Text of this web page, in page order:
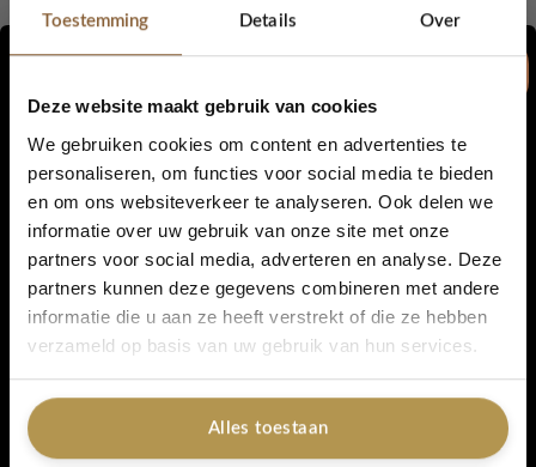
Toestemming Details Over
Deze website maakt gebruik van cookies
We gebruiken cookies om content en advertenties te
personaliseren, om functies voor social media te bieden
en om ons websiteverkeer te analyseren. Ook delen we
informatie over uw gebruik van onze site met onze
partners voor social media, adverteren en analyse. Deze
partners kunnen deze gegevens combineren met andere
informatie die u aan ze heeft verstrekt of die ze hebben
verzameld op basis van uw gebruik van hun services.
Alles toestaan
Afmetingen & inhoud
Afmeting per pannenlap: ca. 20 × 20 cm
Set van2 pannenlappen
Mooi in je eigen keuken, maar ook perfect om cadeau te geven
🎁
Artikelnummer: Retro pannenlappen-Soft Black & Latte
Pannenlappen,Sinterklaas
5% korting...
Ja, graag!